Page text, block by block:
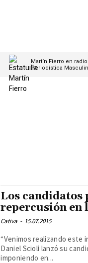
Martín Fierro en
Periodística
Los candidatos
repercusión en
Cativa - 15.07.2015
“Venimos realizando este
Daniel Scioli lanzó su
imponiendo en...